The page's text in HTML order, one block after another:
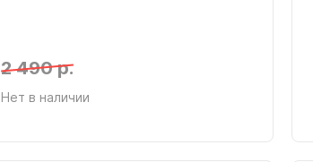
2 490 р.
Нет в наличии